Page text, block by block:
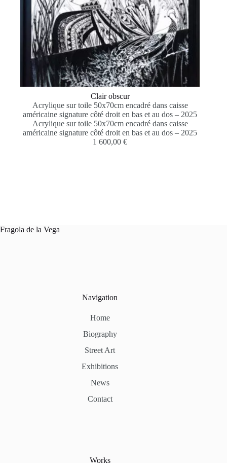
Clair obscur
Acrylique sur toile 50x70cm encadré dans caisse
américaine signature côté droit en bas et au dos – 2025
Acrylique sur toile 50x70cm encadré dans caisse
américaine signature côté droit en bas et au dos – 2025
1 600,00€
Fragola de la Vega
Navigation
Home
Biography
Street Art
Exhibitions
News
Contact
Works